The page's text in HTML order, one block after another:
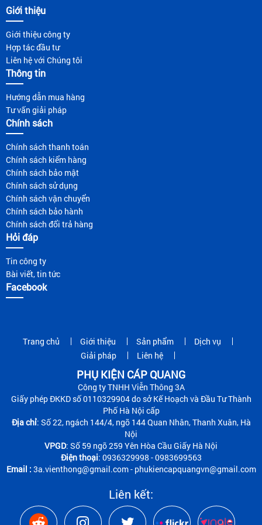
Giới thiệu
Giới thiệu công ty
Hợp tác đầu tư
Liên hệ với Chúng tôi
Thông tin
Hướng dẫn mua hàng
Tư vấn giải pháp
Chính sách
Chính sách thanh toán
Chính sách kiểm hàng
Chính sách bảo mật
Chính sách sử dụng
Chính sách vận chuyển
Chính sách bảo hành
Chính sách đổi trả hàng
Hỏi đáp
Tin công ty
Bài viết, tin tức
Facebook
Trang chủ Giới thiệu Sản phẩm
Dịch vụ
Giải pháp
Liên hệ
PHỤ KIỆN CÁP QUANG
Công ty TNHH Viễn Thông 3A
Giấy phép ĐKKD số 0110329904 do sở Kế Hoạch và Đầu Tư Thành
Phố Hà Nội cấp
Địa chỉ: Số 22, ngách 144/4, ngõ 144 Quan Nhân, Thanh Xuân, Hà
Nội
VPGD: Số 59 ngõ 259 Yên Hòa Cầu Giấy Hà Nội
Điện thoại: 0936329998 - 0983699563
Email : 3a.vienthong@gmail.com - phukiencapquangvn@gmail.com
Liên kết: